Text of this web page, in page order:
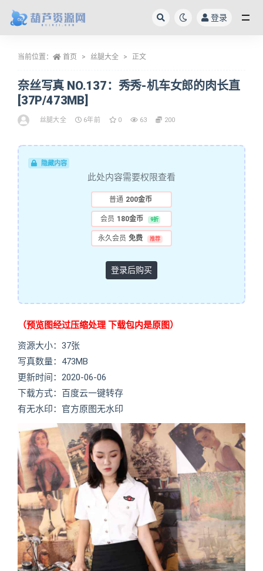
登录
当前位置： 首页 丝腿大全 正文
奈丝写真 NO.137：秀秀-机车女郎的肉长直
[37P/473MB]
丝腿大全 6年前 0 63 200
隐藏内容
此处内容需要权限查看
普通 200金币
会员 180金币 9折
永久会员 免费 推荐
登录后购买
（预览图经过压缩处理 下载包内是原图）
资源大小：37张
写真数量：473MB
更新时间：2020-06-06
下载方式：百度云一键转存
有无水印：官方原图无水印